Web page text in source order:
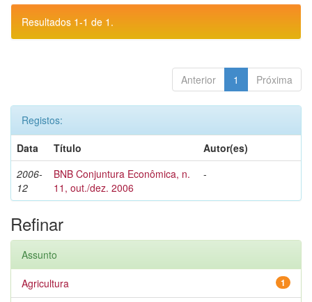
Resultados 1-1 de 1.
Anterior 1 Próxima
Registos:
Data
Título
Autor(es)
2006-
12
BNB Conjuntura Econômica, n.
11, out./dez. 2006
-
Refinar
Assunto
1
Agricultura